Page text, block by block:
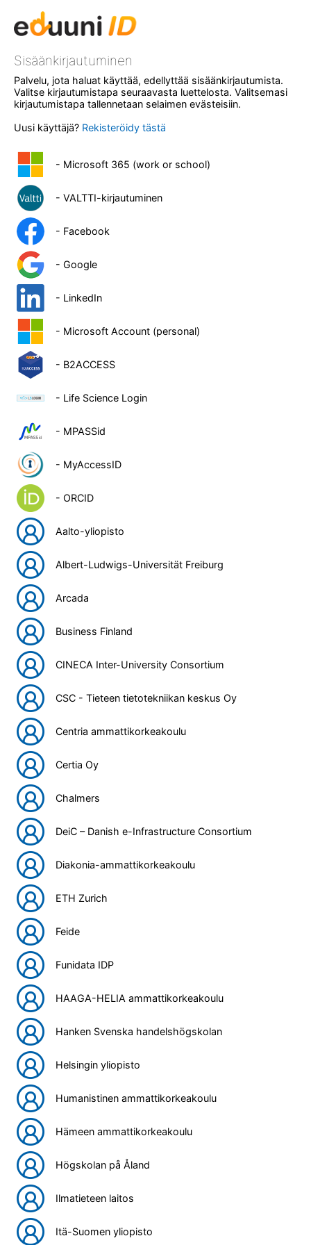
Sisäänkirjautuminen
Palvelu, jota haluat käyttää, edellyttää sisäänkirjautumista.
Valitse kirjautumistapa seuraavasta luettelosta. Valitsemasi
kirjautumistapa tallennetaan selaimen evästeisiin.
Uusi käyttäjä? Rekisteröidy tästä
- Microsoft 365 (work or school)
- VALTTI-kirjautuminen
- Facebook
- Google
- LinkedIn
- Microsoft Account (personal)
- B2ACCESS
- Life Science Login
- MPASSid
- MyAccessID
- ORCID
Aalto-yliopisto
Albert-Ludwigs-Universität Freiburg
Arcada
Business Finland
CINECA Inter-University Consortium
CSC - Tieteen tietotekniikan keskus Oy
Centria ammattikorkeakoulu
Certia Oy
Chalmers
DeiC – Danish e-Infrastructure Consortium
Diakonia-ammattikorkeakoulu
ETH Zurich
Feide
Funidata IDP
HAAGA-HELIA ammattikorkeakoulu
Hanken Svenska handelshögskolan
Helsingin yliopisto
Humanistinen ammattikorkeakoulu
Hämeen ammattikorkeakoulu
Högskolan på Åland
Ilmatieteen laitos
Itä-Suomen yliopisto